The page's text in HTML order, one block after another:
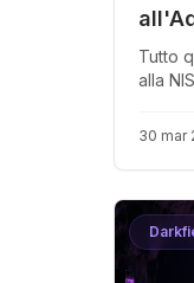
Tutto
alla
30 mar